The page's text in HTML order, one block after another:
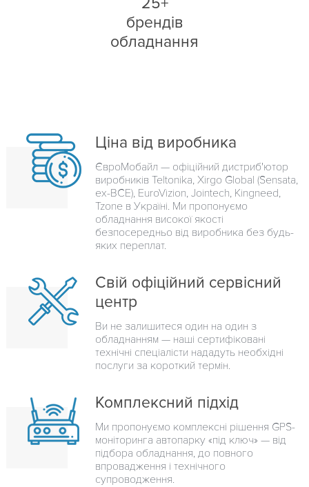
брендів
обладнання
Ціна від виробника
ЄвроМобайл — офіційний дистриб'ютор
виробників Teltonika, Xirgo Global (Sensata,
ex-BCE), EuroVizion, Jointech, Kingneed,
Tzone в Україні. Ми пропонуємо
обладнання високої якості
безпосередньо від виробника без будь-
яких переплат.
Свій офіційний сервісний
центр
Ви не залишитеся один на один з
обладнанням — наші сертифіковані
технічні спеціалісти нададуть необхідні
послуги за короткий термін.
Комплексний підхід
Ми пропонуємо комплексні рішення GPS-
моніторинга автопарку «під ключ» — від
підбора обладнання, до повного
впровадження і технічного
супроводження.